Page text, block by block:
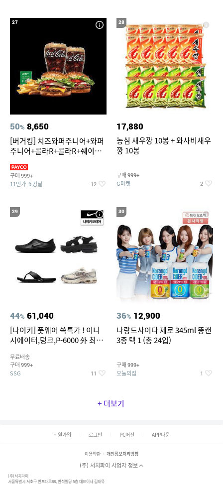
27
50% 8,650
[버거킹] 치즈와퍼주니어+와퍼
주니어+콜라R+콜라R+쉐이킹
구매 999+
11번가 쇼킹딜 12
28
17,880
농심 새우깡 10봉 + 와사비새우
깡 10봉
구매 999+
G마켓 2
29
44% 61,040
[나이키] 풋웨어 쓱특가 ! 이니
시에이터,덩크,P-6000 外 최대
무료배송
구매 999+
SSG 11
30
36% 12,900
나랑드사이다 제로 345ml 뚱캔
3종 택 1 (총 24입)
구매 999+
오늘의집 1
+ 더보기
회원가입 로그인 PC버전 APP다운
이용약관 개인정보처리방침
(주) 서치파이 사업자 정보
(주)서치파이
서울특별시 서초구 반포대로88, 반석빌딩 5층 대표이사 김태묵